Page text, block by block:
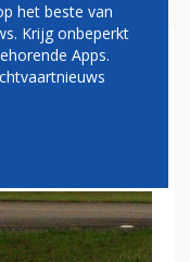
het beste van
Krijg onbeperkt
Apps.